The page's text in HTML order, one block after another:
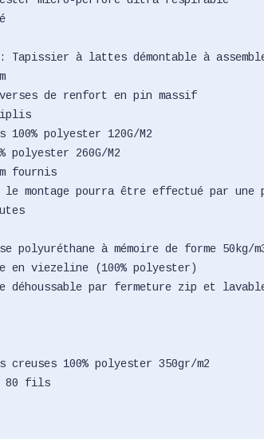
: Tapissier à lattes démontable à
de renfort en pin massif
polyester 120G/M2
polyester 260G/M2
fournis
montage pourra être effectué par une
polyuréthane à mémoire de forme 50kg/
en viezeline (100% polyester)
déhoussable par fermeture zip et
creuses 100% polyester 350gr/m2
80 fils